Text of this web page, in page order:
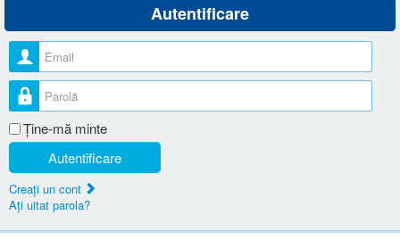
Autentificare
Nume utilizator
Parolă
Ţine-mă minte
Autentificare
Creaţi un cont
Aţi uitat parola?